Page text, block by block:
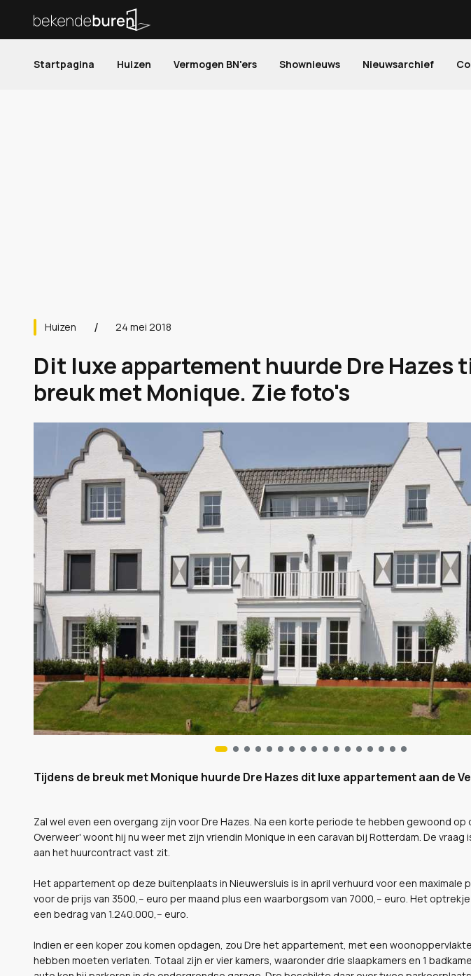
Startpagina Huizen Vermogen BN'ers Shownieuws Nieuwsarchief
Huizen 24 mei 2018
Dit luxe appartement huurde Dre Hazes
breuk met Monique. Zie foto's
Tijdens de breuk met Monique huurde Dre Hazes dit luxe appartement aan de
Zal wel even een overgang zijn voor Dre Hazes. Na een korte periode te hebben gewoond op
Overweer' woont hij nu weer met zijn vriendin Monique in een caravan bij Rotterdam. De vraag
aan het huurcontract vast zit.
Het appartement op deze buitenplaats in Nieuwersluis is in april verhuurd voor een maximale
voor de prijs van 3500,-- euro per maand plus een waarborgsom van 7000,-- euro. Het
een bedrag van 1.240.000,-- euro.
Indien er een koper zou komen opdagen, zou Dre het appartement, met een
hebben moeten verlaten. Totaal zijn er vier kamers, waaronder drie slaapkamers en 1